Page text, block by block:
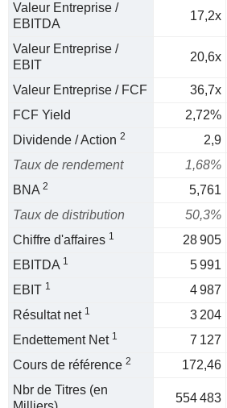
Valeur Entreprise /
EBITDA
17,2x
Valeur Entreprise /
EBIT
20,6x
Valeur Entreprise / FCF 36,7x
FCF Yield
2,72%
Dividende / Action 2 2,9
Taux de rendement
1,68%
BNA 2 5,761
Taux de distribution
50,3%
Chiffre d'affaires 1 28 905
EBITDA 1 5 991
EBIT 1 4 987
Résultat net 1 3 204
Endettement Net 1 7 127
Cours de référence 2 172,46
Nbr de Titres (en
554 483